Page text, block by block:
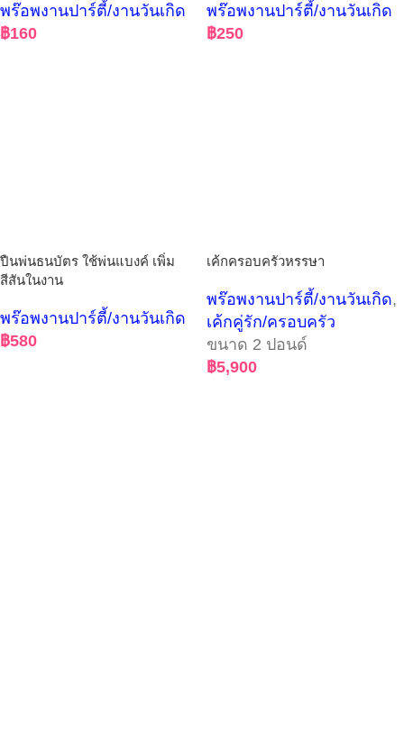
พร๊อพงานปาร์ตี้/งานวันเกิด
฿160
พร๊อพงานปาร์ตี้/งานวันเกิด
฿250
ปืนพ่นธนบัตร ใช้พ่นแบงค์ เพิ่ม
สีสันในงาน
พร๊อพงานปาร์ตี้/งานวันเกิด
฿580
เค้กครอบครัวหรรษา
พร๊อพงานปาร์ตี้/งานวันเกิด,
เค้กคู่รัก/ครอบครัว
ขนาด 2 ปอนด์
฿5,900